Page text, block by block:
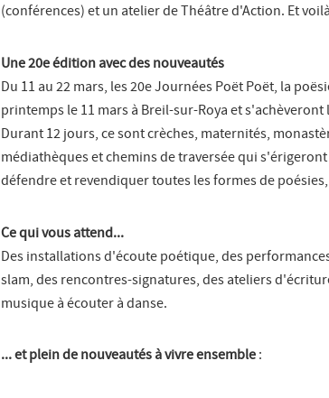
(conférences) et un atelier de Théâtre d'Action. Et
Une 20e édition avec des nouveautés
Du 11 au 22 mars, les 20e Journées Poët Poët, la
printemps le 11 mars à Breil-sur-Roya et s'achèveront
Durant 12 jours, ce sont crèches, maternités,
médiathèques et chemins de traversée qui
défendre et revendiquer toutes les formes de
Ce qui vous attend...
Des installations d'écoute poétique, des
slam, des rencontres-signatures, des ateliers
musique à écouter à danse.
... et plein de nouveautés à vivre ensemble :